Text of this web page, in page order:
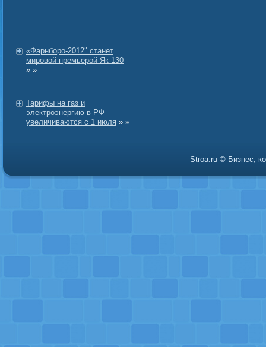
«Фарнборо-2012″ станет
мировой премьерой Як-130
» »
Тарифы на газ и
электроэнергию в РФ
увеличиваются с 1 июля » »
Stroa.ru © Бизнес,